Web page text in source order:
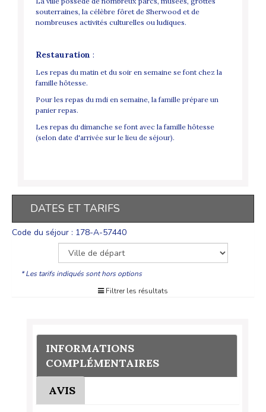
souterraines, la célèbre fôret de Sherwood et de
nombreuses activités culturelles ou ludiques.
Restauration :
Les repas du matin et du soir en semaine se font chez la
famille hôtesse.
Pour les repas du mdi en semaine, la famille prépare un
panier repas.
Les repas du dimanche se font avec la famille hôtesse
(selon date d'arrivée sur le lieu de séjour).
DATES ET TARIFS
Code du séjour : 178-A-57440
* Les tarifs indiqués sont hors options
Filtrer les résultats
INFORMATIONS
COMPLÉMENTAIRES
AVIS